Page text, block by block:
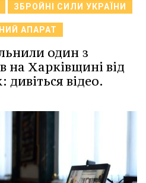
ЗБРОЙНІ СИЛИ УКРАЇНИ
АПАРАТ
один з
на Харківщині від
дивіться відео.